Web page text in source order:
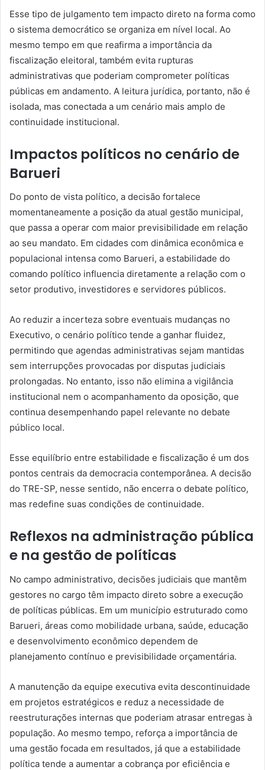
Esse tipo de julgamento tem impacto direto na forma como
o sistema democrático se organiza em nível local. Ao
mesmo tempo em que reafirma a importância da
fiscalização eleitoral, também evita rupturas
administrativas que poderiam comprometer políticas
públicas em andamento. A leitura jurídica, portanto, não é
isolada, mas conectada a um cenário mais amplo de
continuidade institucional.
Impactos políticos no cenário de
Barueri
Do ponto de vista político, a decisão fortalece
momentaneamente a posição da atual gestão municipal,
que passa a operar com maior previsibilidade em relação
ao seu mandato. Em cidades com dinâmica econômica e
populacional intensa como Barueri, a estabilidade do
comando político influencia diretamente a relação com o
setor produtivo, investidores e servidores públicos.
Ao reduzir a incerteza sobre eventuais mudanças no
Executivo, o cenário político tende a ganhar fluidez,
permitindo que agendas administrativas sejam mantidas
sem interrupções provocadas por disputas judiciais
prolongadas. No entanto, isso não elimina a vigilância
institucional nem o acompanhamento da oposição, que
continua desempenhando papel relevante no debate
público local.
Esse equilíbrio entre estabilidade e fiscalização é um dos
pontos centrais da democracia contemporânea. A decisão
do TRE-SP, nesse sentido, não encerra o debate político,
mas redefine suas condições de continuidade.
Reflexos na administração pública
e na gestão de políticas
No campo administrativo, decisões judiciais que mantêm
gestores no cargo têm impacto direto sobre a execução
de políticas públicas. Em um município estruturado como
Barueri, áreas como mobilidade urbana, saúde, educação
e desenvolvimento econômico dependem de
planejamento contínuo e previsibilidade orçamentária.
A manutenção da equipe executiva evita descontinuidade
em projetos estratégicos e reduz a necessidade de
reestruturações internas que poderiam atrasar entregas à
população. Ao mesmo tempo, reforça a importância de
uma gestão focada em resultados, já que a estabilidade
política tende a aumentar a cobrança por eficiência e